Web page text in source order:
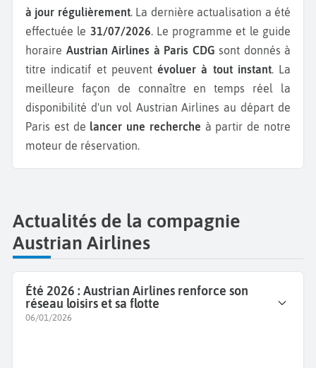
à jour régulièrement. La dernière actualisation a été
effectuée le 31/07/2026 . Le programme et le guide
horaire Austrian Airlines à Paris CDG sont donnés à
titre indicatif et peuvent évoluer à tout instant. La
meilleure façon de connaître en temps réel la
disponibilité d'un vol Austrian Airlines au départ de
Paris est de
lancer une recherche à partir de notre
moteur de réservation.
Actualités de la compagnie
Austrian Airlines
Été 2026 : Austrian Airlines renforce son
réseau loisirs et sa flotte
06/01/2026